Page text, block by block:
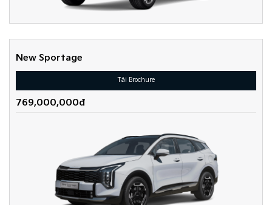
New Sportage
Tải Brochure
769,000,000đ